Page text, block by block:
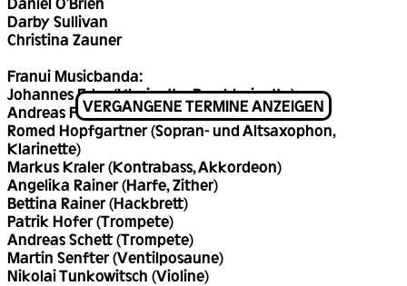
Darby Sullivan
Christina Zauner
Franui Musicbanda:
Johannes Eder (Klarinette, Bassklarinette)
Andreas Fuetsch (Tuba)
Romed Hopfgartner (Sopran- und Altsaxophon,
Klarinette)
Markus Kraler (Kontrabass, Akkordeon)
Angelika Rainer (Harfe, Zither)
Bettina Rainer (Hackbrett)
Patrik Hofer (Trompete)
Andreas Schett (Trompete)
Martin Senfter (Ventilposaune)
Nikolai Tunkowitsch (Violine)
VERGANGENE TERMINE ANZEIGEN